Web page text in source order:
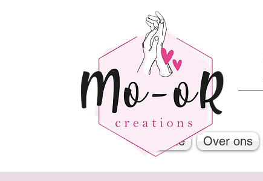
Home Over ons